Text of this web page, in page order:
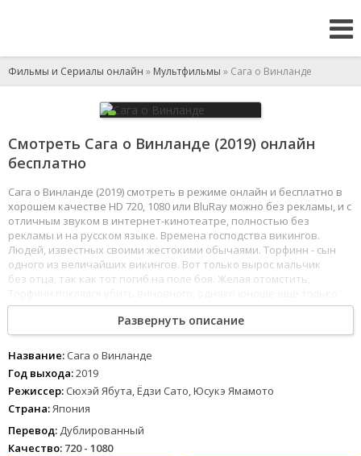
Фильмы и Сериалы онлайн » Мультфильмы » Сага о Винланде
Смотреть Сага о Винланде (2019) онлайн
бесплатно
Сага о Винланде (2019) смотреть в режиме онлайн и бесплатно в
хорошем качестве HD 720, 1080 или BluRay можно без рекламы, и с
отличным звуком в интернет-кинотеатре, полностью без
рекламы и на русском языке. Времена господства викингов.
Людей, известных своими жестокими обычаями. Торфинн - сын
одного из величайших викингов. Вот только вырос мальчик
без отца, так как тот погиб на поле боя. Желая отомстить,
предстоит овладеть искусством боя.
Развернуть описание
Название: Сага о Винланде
Год выхода:2019
Режиссер: Сюхэй Ябута, Ёдзи Сато, Юсукэ Ямамото
Страна:Япония
Перевод: Дублированный
Качество: 720 - 1080